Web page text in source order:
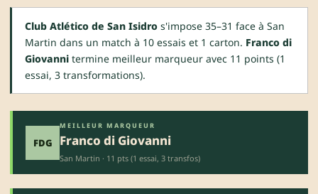
Club Atlético de San Isidro s'impose 35–31 face à San
Martin dans un match à 10 essais et 1 carton. Franco di
Giovanni termine meilleur marqueur avec 11 points (1
essai, 3 transformations).
FDG
MEILLEUR MARQUEUR
Franco di Giovanni
San Martin · 11 pts (1 essai, 3 transfos)